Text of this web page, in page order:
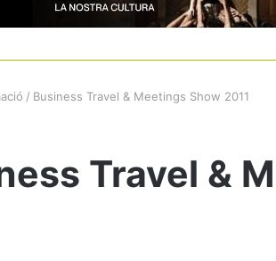
/ Business Travel & Meetings Show 2011
Travel &